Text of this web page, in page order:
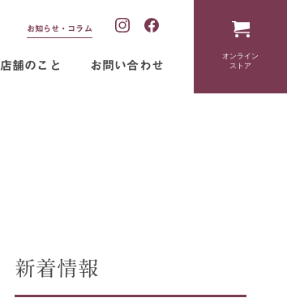
店舗のこと お問い合わせ
お知らせ・コラム
オンライン
ストア
新着情報